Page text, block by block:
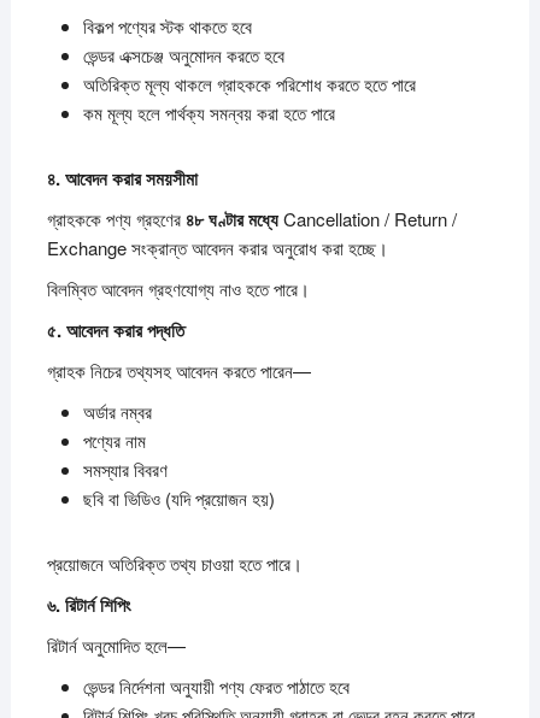
বিকল্প পণ্যের স্টক থাকতে হবে
ভেন্ডর এক্সচেঞ্জ অনুমোদন করতে হবে
অতিরিক্ত মূল্য থাকলে গ্রাহককে পরিশোধ করতে হতে পারে
কম মূল্য হলে পার্থক্য সমন্বয় করা হতে পারে
৪.আবেদনকরারসময়সীমা
গ্রাহককে পণ্য গ্রহণের ৪৮ঘণ্টারমধ্যেCancellation / Return /
Exchange সংক্রান্ত আবেদন করার অনুরোধ করা হচ্ছে।
বিলম্বিত আবেদন গ্রহণযোগ্য নাও হতে পারে।
৫.আবেদনকরারপদ্ধতি
গ্রাহক নিচের তথ্যসহ আবেদন করতে পারেন—
অর্ডার নম্বর
পণ্যের নাম
সমস্যার বিবরণ
ছবি বা ভিডিও (যদি প্রয়োজন হয়)
প্রয়োজনে অতিরিক্ত তথ্য চাওয়া হতে পারে।
৬.রিটার্নশিপিং
রিটার্ন অনুমোদিত হলে—
ভেন্ডর নির্দেশনা অনুযায়ী পণ্য ফেরত পাঠাতে হবে